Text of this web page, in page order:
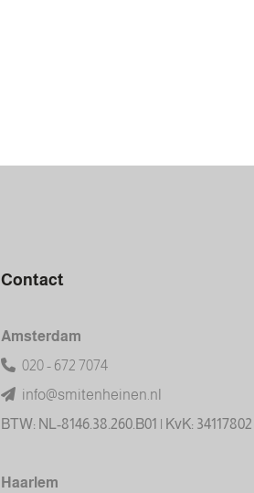
Contact
Amsterdam
020 - 672 7074
info@smitenheinen.nl
BTW: NL-8146.38.260.B01 | KvK: 34117802
Haarlem